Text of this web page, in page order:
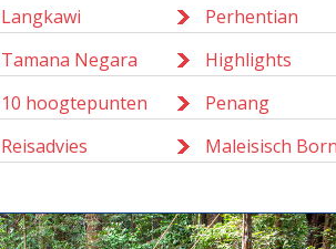
Langkawi
Perhentian
Tamana Negara
Highlights
10 hoogtepunten
Penang
Reisadvies
Maleisisch